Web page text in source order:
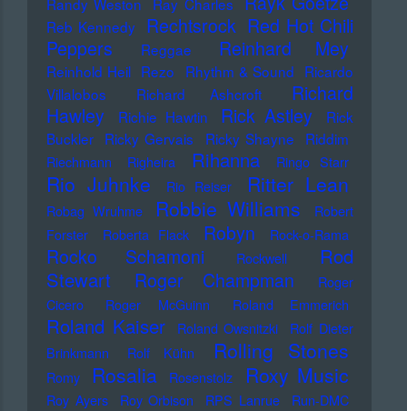
Randy Weston Ray Charles
Reb Kennedy Rechtsrock Red Hot Chili
Peppers
Reggae Reinhard Mey
Reinhold Heil Rezo Rhythm & Sound Ricardo
Villalobos
Richard Ashcroft
Richard
Hawley
Richie Hawtin Rick Astley
Rick
Buckler
Ricky Gervais Ricky Shayne Riddim
Riechmann Righeira Rihanna Ringo Starr
Rio Juhnke Rio Reiser Ritter Lean
Robag Wruhme Robbie Williams
Robert
Forster
Roberta Flack Robyn Rock-o-Rama
Rocko Schamoni Rockwell
Rod
Stewart
Roger Champman
Roger
Cicero
Roger McGuinn Roland Emmerich
Roland Kaiser Roland Owsnitzki
Rolf Dieter
Brinkmann
Rolf Kühn Rolling Stones
Romy Rosalia Rosenstolz Roxy Music
Roy Ayers Roy Orbison RPS Lanrue
Run-DMC